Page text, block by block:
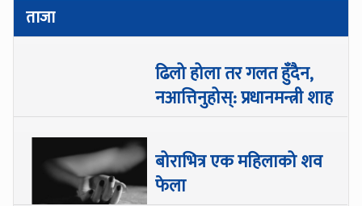
ताजा
ढिलो होला तर गलत हुँदैन,
नआत्तिनुहोस्: प्रधानमन्त्री शाह
बोराभित्र एक महिलाको शव
फेला